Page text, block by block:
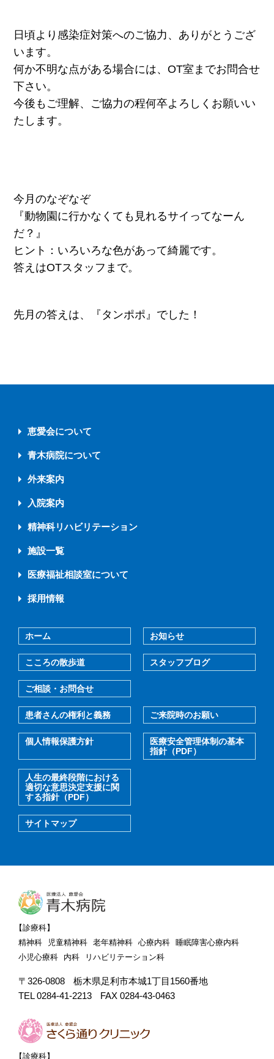
日頃より感染症対策へのご協力、ありがとうござ
います。
何か不明な点がある場合には、OT室までお問合せ
下さい。
今後もご理解、ご協力の程何卒よろしくお願いい
たします。
今月のなぞなぞ
『動物園に行かなくても見れるサイってなーん
だ？』
ヒント：いろいろな色があって綺麗です。
答えはOTスタッフまで。
先月の答えは、『タンポポ』でした！
恵愛会について
青木病院について
外来案内
入院案内
精神科リハビリテーション
施設一覧
医療福祉相談室について
採用情報
ホーム お知らせ
こころの散歩道 スタッフブログ
ご相談・お問合せ
患者さんの権利と義務 ご来院時のお願い
個人情報保護方針
医療安全管理体制の基本
指針（PDF）
人生の最終段階における
適切な意思決定支援に関
する指針（PDF）
サイトマップ
【診療科】
精神科
児童精神科 老年精神科 心療内科
睡眠障害心療内科
小児心療科
内科 リハビリテーション科
〒326-0808
栃木県足利市本城1丁目1560番地
TEL 0284-41-2213
FAX 0284-43-0463
【診療科】